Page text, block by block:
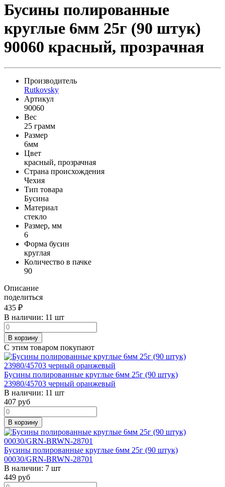
Бусины полированные
круглые 6мм 25г (90 штук)
90060 красный, прозрачная
Производитель
Rutkovsky
Артикул
90060
Вес
25 грамм
Размер
6мм
Цвет
красный, прозрачная
Страна происхождения
Чехия
Тип товара
Бусина
Материал
стекло
Размер, мм
6
Форма бусин
круглая
Количество в пачке
90
Описание
поделиться
435 ₽
В наличии: 11 шт
В корзину
С этим товаром покупают
Бусины полированные круглые 6мм 25г (90 штук)
23980/45703 черный оранжевый
В наличии: 11 шт
407 руб
В корзину
Бусины полированные круглые 6мм 25г (90 штук)
00030/GRN-BRWN-28701
В наличии: 7 шт
449 руб